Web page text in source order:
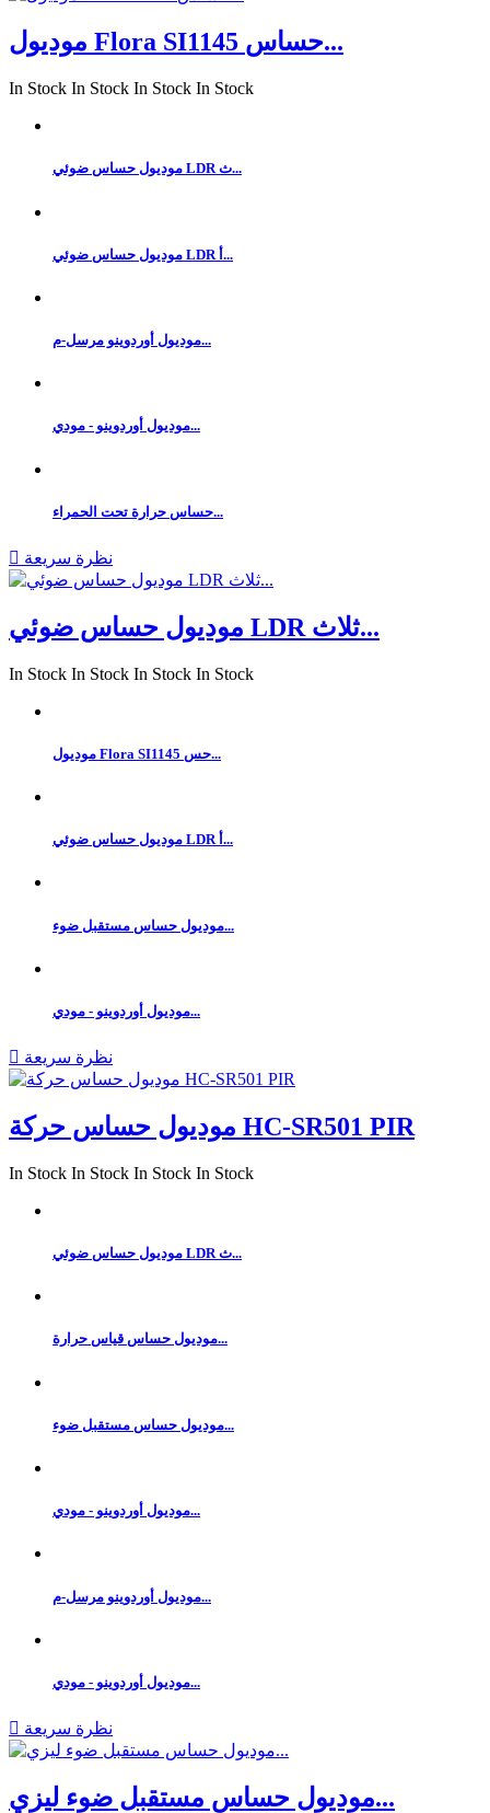
موديول Flora SI1145 حساس...
In Stock In Stock In Stock In Stock
موديول حساس ضوئي LDR ث...
موديول حساس ضوئي LDR أ...
موديول أوردوينو مرسل-م...
موديول أوردوينو - مودي...
حساس حرارة تحت الحمراء...
 نظرة سريعة
موديول حساس ضوئي LDR ثلاث...
In Stock In Stock In Stock In Stock
موديول Flora SI1145 حس...
موديول حساس ضوئي LDR أ...
موديول حساس مستقبل ضوء...
موديول أوردوينو - مودي...
 نظرة سريعة
موديول حساس حركة HC-SR501 PIR
In Stock In Stock In Stock In Stock
موديول حساس ضوئي LDR ث...
موديول حساس قياس حرارة...
موديول حساس مستقبل ضوء...
موديول أوردوينو - مودي...
موديول أوردوينو مرسل-م...
موديول أوردوينو - مودي...
 نظرة سريعة
موديول حساس مستقبل ضوء ليزي...